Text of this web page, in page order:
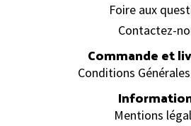
Foire aux
Contactez-
Commande et
Conditions
Mentions